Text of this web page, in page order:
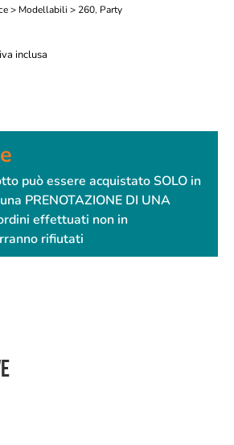
> Modellabili > 260, Party
iva inclusa
può essere acquistato SOLO in
PRENOTAZIONE DI UNA
effettuati non in
rifiutati